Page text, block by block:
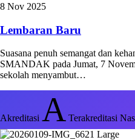
8 Nov 2025
Lembaran Baru
Suasana penuh semangat dan
SMANDAK pada Jumat, 7
sekolah menyambut…
Akreditasi A Terakreditasi